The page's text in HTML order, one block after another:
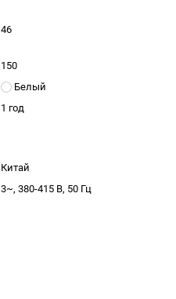
46
150
Белый
1 год
Китай
3~, 380-415 В, 50 Гц